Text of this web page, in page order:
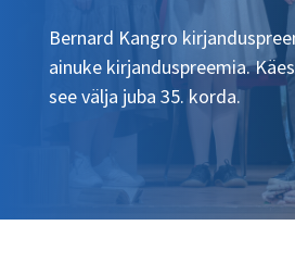
Bernard Kangro
ainuke kirjanduspreemia.
see välja juba 35. korda.